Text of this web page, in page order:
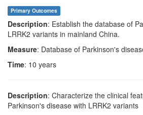
Primary Outcomes
Description: Establish the database of
LRRK2 variants in mainland China.
Measure: Database of Parkinson's
Time: 10 years
Description: Characterize the clinical
Parkinson's disease with LRRK2 variants